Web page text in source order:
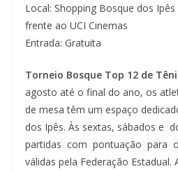
Local: Shopping Bosque dos
frente ao UCI Cinemas
Entrada: Gratuita
Torneio Bosque Top 12 de
agosto até o final do ano, os
de mesa têm um espaço
dos Ipês. Às sextas, sábados e
partidas com pontuação para
válidas pela Federação Estadual.